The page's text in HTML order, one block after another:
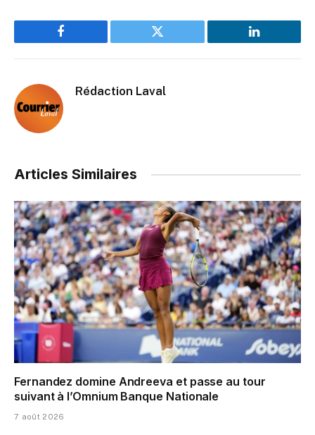
Facebook Twitter LinkedIn
Rédaction Laval
Articles Similaires
Fernandez domine Andreeva et passe au tour
suivant à l’Omnium Banque Nationale
7 août 2026